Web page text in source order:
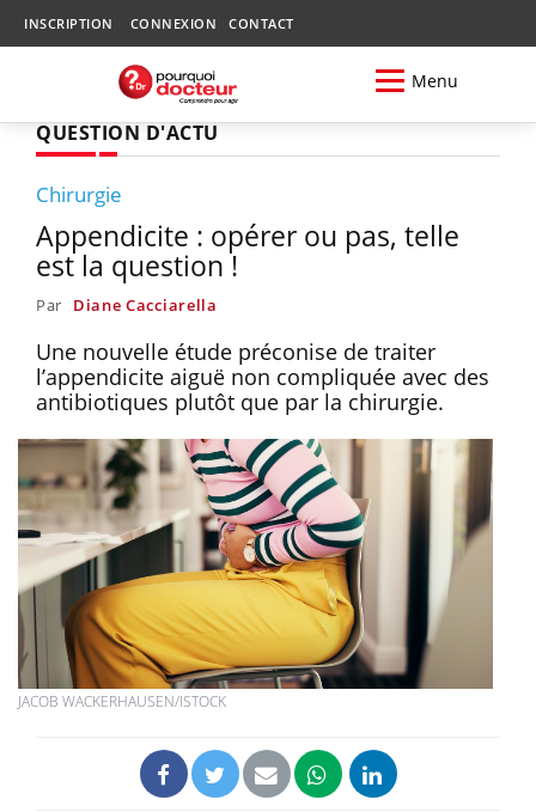
INSCRIPTION CONNEXION CONTACT
Menu
QUESTION D'ACTU
Chirurgie
Appendicite : opérer ou pas, telle
est la question !
Par Diane Cacciarella
Une nouvelle étude préconise de traiter
l’appendicite aiguë non compliquée avec des
antibiotiques plutôt que par la chirurgie.
JACOB WACKERHAUSEN/ISTOCK